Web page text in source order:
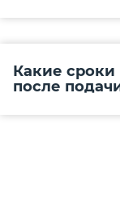
Какие сроки
после